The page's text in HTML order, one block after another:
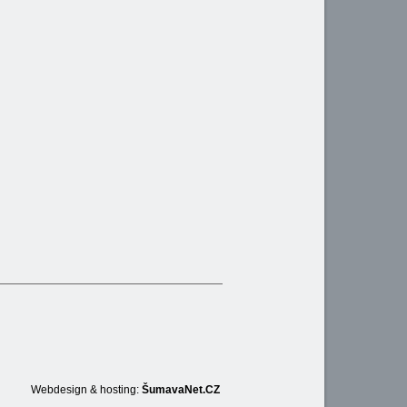
Webdesign & hosting: ŠumavaNet.CZ